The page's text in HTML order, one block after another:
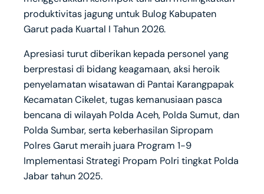
produktivitas jagung untuk Bulog Kabupaten
Garut pada Kuartal I Tahun 2026.
Apresiasi turut diberikan kepada personel yang
berprestasi di bidang keagamaan, aksi heroik
penyelamatan wisatawan di Pantai Karangpapak
Kecamatan Cikelet, tugas kemanusiaan pasca
bencana di wilayah Polda Aceh, Polda Sumut, dan
Polda Sumbar, serta keberhasilan Sipropam
Polres Garut meraih juara Program 1-9
Implementasi Strategi Propam Polri tingkat Polda
Jabar tahun 2025.